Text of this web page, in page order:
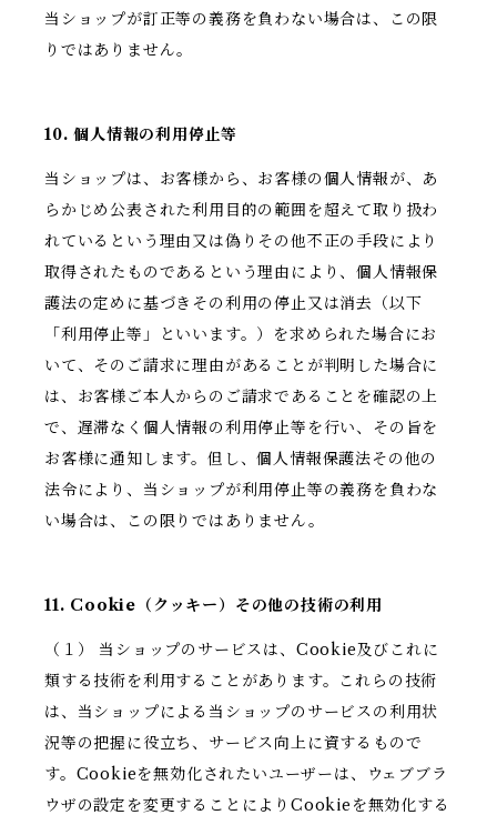
当ショップが訂正等の義務を負わない場合は、この限
りではありません。
10. 個人情報の利用停止等
当ショップは、お客様から、お客様の個人情報が、あ
らかじめ公表された利用目的の範囲を超えて取り扱わ
れているという理由又は偽りその他不正の手段により
取得されたものであるという理由により、個人情報保
護法の定めに基づきその利用の停止又は消去（以下
「利用停止等」といいます。）を求められた場合にお
いて、そのご請求に理由があることが判明した場合に
は、お客様ご本人からのご請求であることを確認の上
で、遅滞なく個人情報の利用停止等を行い、その旨を
お客様に通知します。但し、個人情報保護法その他の
法令により、当ショップが利用停止等の義務を負わな
い場合は、この限りではありません。
11. Cookie（クッキー）その他の技術の利用
（１） 当ショップのサービスは、Cookie及びこれに
類する技術を利用することがあります。これらの技術
は、当ショップによる当ショップのサービスの利用状
況等の把握に役立ち、サービス向上に資するもので
す。Cookieを無効化されたいユーザーは、ウェブブラ
ウザの設定を変更することによりCookieを無効化する